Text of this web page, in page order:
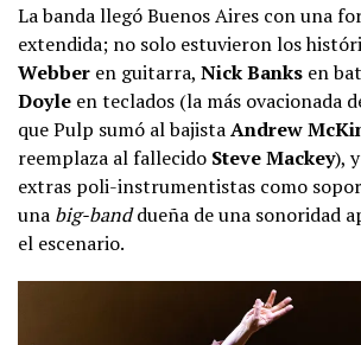
La banda llegó Buenos Aires con una
extendida; no solo estuvieron los
Webber en guitarra, Nick Banks en
Doyle en teclados (la más ovacionada
que Pulp sumó al bajistaAndrew
reemplaza al fallecido Steve Mackey),
extras poli-instrumentistas como
una big-banddueña de una sonoridad
el escenario.